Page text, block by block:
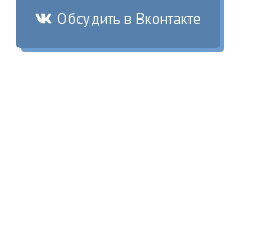
Обсудить в Вконтакте